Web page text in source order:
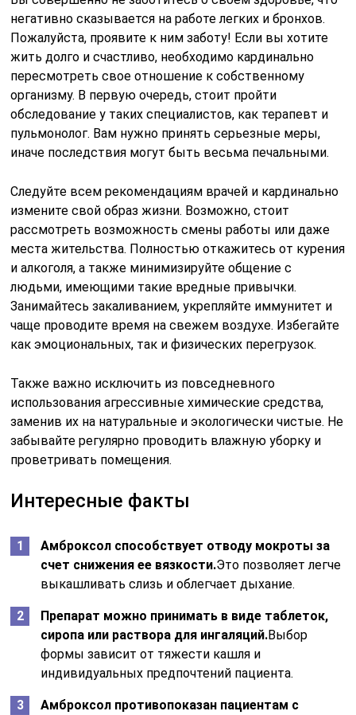
негативно сказывается на работе легких и бронхов.
Пожалуйста, проявите к ним заботу! Если вы хотите
жить долго и счастливо, необходимо кардинально
пересмотреть свое отношение к собственному
организму. В первую очередь, стоит пройти
обследование у таких специалистов, как терапевт и
пульмонолог. Вам нужно принять серьезные меры,
иначе последствия могут быть весьма печальными.
Следуйте всем рекомендациям врачей и кардинально
измените свой образ жизни. Возможно, стоит
рассмотреть возможность смены работы или даже
места жительства. Полностью откажитесь от курения
и алкоголя, а также минимизируйте общение с
людьми, имеющими такие вредные привычки.
Занимайтесь закаливанием, укрепляйте иммунитет и
чаще проводите время на свежем воздухе. Избегайте
как эмоциональных, так и физических перегрузок.
Также важно исключить из повседневного
использования агрессивные химические средства,
заменив их на натуральные и экологически чистые. Не
забывайте регулярно проводить влажную уборку и
проветривать помещения.
Интересные факты
Амброксол способствует отводу мокроты за
счет снижения ее вязкости.Это позволяет легче
выкашливать слизь и облегчает дыхание.
Препарат можно принимать в виде таблеток,
сиропа или раствора для ингаляций.Выбор
формы зависит от тяжести кашля и
индивидуальных предпочтений пациента.
Амброксол противопоказан пациентам с